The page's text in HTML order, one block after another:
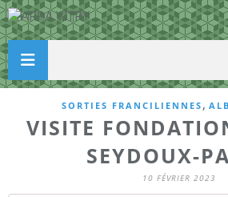
SORTIES FRANCILIENNES ,
VISITE
SEYDOUX-
10 FÉVRIER 2023